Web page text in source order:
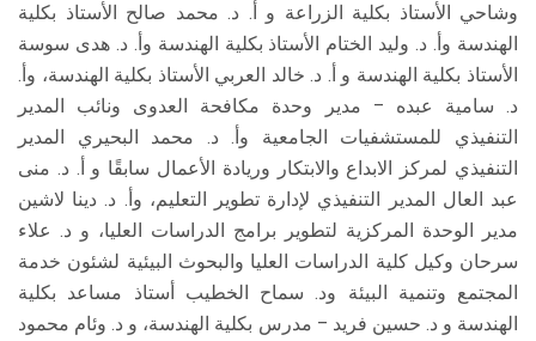
وشاحي الأستاذ بكلية الزراعة و أ. د. محمد صالح الأستاذ بكلية
الهندسة وأ. د. وليد الختام الأستاذ بكلية الهندسة وأ. د. هدى سوسة
الأستاذ بكلية الهندسة و أ. د. خالد العربي الأستاذ بكلية الهندسة، وأ.
د. سامية عبده – مدير وحدة مكافحة العدوى ونائب المدير
التنفيذي للمستشفيات الجامعية وأ. د. محمد البحيري المدير
التنفيذي لمركز الابداع والابتكار وريادة الأعمال سابقًا و أ. د. منى
عبد العال المدير التنفيذي لإدارة تطوير التعليم، وأ. د. دينا لاشين
مدير الوحدة المركزية لتطوير برامج الدراسات العليا، و د. علاء
سرحان وكيل كلية الدراسات العليا والبحوث البيئية لشئون خدمة
المجتمع وتنمية البيئة ود. سماح الخطيب أستاذ مساعد بكلية
الهندسة و د. حسين فريد – مدرس بكلية الهندسة، و د. وئام محمود